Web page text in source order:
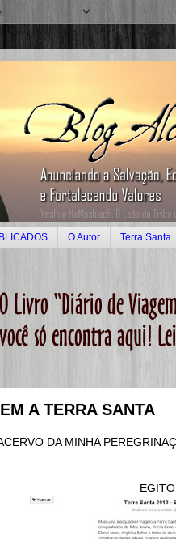
O Autor Terra Santa
A TERRA SANTA
DA MINHA
EGITO